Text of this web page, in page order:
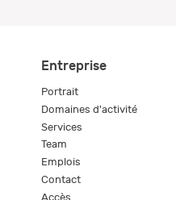
Entreprise
Portrait
Domaines d'activité
Services
Team
Emplois
Contact
Accès